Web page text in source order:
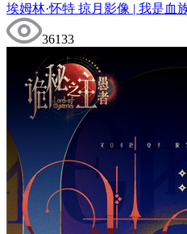
埃姆林·怀特 掠月影像 | 我是血
36133